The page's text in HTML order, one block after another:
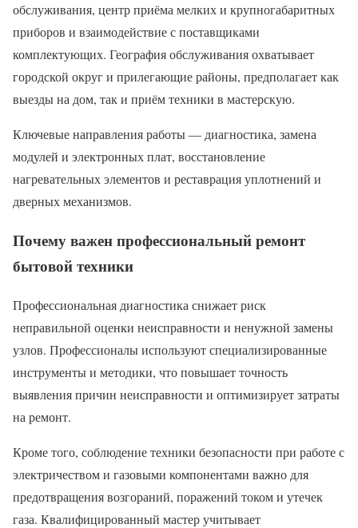
обслуживания, центр приёма мелких и крупногабаритных
приборов и взаимодействие с поставщиками
комплектующих. География обслуживания охватывает
городской округ и прилегающие районы, предполагает как
выезды на дом, так и приём техники в мастерскую.
Ключевые направления работы — диагностика, замена
модулей и электронных плат, восстановление
нагревательных элементов и реставрация уплотнений и
дверных механизмов.
Почему важен профессиональный ремонт
бытовой техники
Профессиональная диагностика снижает риск
неправильной оценки неисправности и ненужной замены
узлов. Профессионалы используют специализированные
инструменты и методики, что повышает точность
выявления причин неисправности и оптимизирует затраты
на ремонт.
Кроме того, соблюдение техники безопасности при работе с
электричеством и газовыми компонентами важно для
предотвращения возгораний, поражений током и утечек
газа. Квалифицированный мастер учитывает